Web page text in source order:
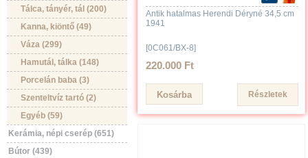
Tálca, tányér, tál (200)
Kanna, kiöntő (49)
Váza (299)
Hamutál, tálka (148)
Porcelán baba (3)
Szenteltvíz tartó (2)
Egyéb (59)
Kerámia, népi cserép (651)
Bútor (439)
Antik hatalmas Herendi Déryné 34,5 cm
1941
[0C061/BX-8]
220.000 Ft
Részletek